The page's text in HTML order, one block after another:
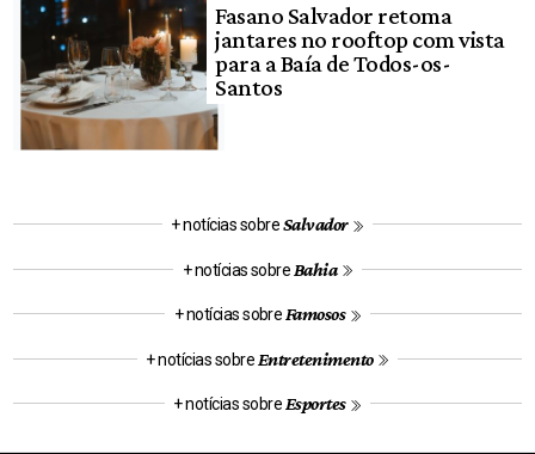
Fasano Salvador retoma
jantares no rooftop com vista
para a Baía de Todos-os-
Santos
+ notícias sobreSalvador
+ notícias sobre Bahia
+ notícias sobre Famosos
+ notícias sobre Entretenimento
+ notícias sobre Esportes